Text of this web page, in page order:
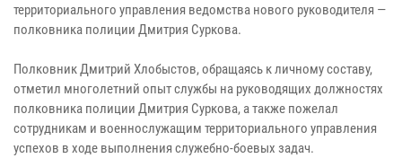
территориального управления ведомства нового руководителя —
полковника полиции Дмитрия Суркова.
Полковник Дмитрий Хлобыстов, обращаясь к личному составу,
отметил многолетний опыт службы на руководящих должностях
полковника полиции Дмитрия Суркова, а также пожелал
сотрудникам и военнослужащим территориального управления
успехов в ходе выполнения служебно-боевых задач.